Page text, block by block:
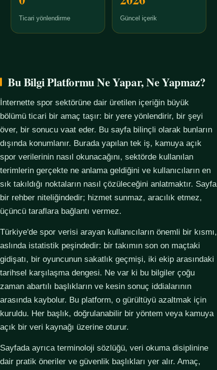
Ticari yönlendirme Güncel içerik
Bu Bilgi Platformu Ne Yapar, Ne Yapmaz?
İnternette spor sektörüne dair üretilen içeriğin büyük
bölümü ticari bir amaç taşır: bir yere yönlendirir, bir şeyi
över, bir sonucu vaat eder. Bu sayfa bilinçli olarak bunların
dışında konumlanır. Burada yapılan tek iş, kamuya açık
spor verilerinin nasıl okunacağını, sektörde kullanılan
terimlerin gerçekte ne anlama geldiğini ve kullanıcıların en
sık takıldığı noktaların nasıl çözüleceğini anlatmaktır. Sayfa
bir rehber niteliğindedir; hizmet sunmaz, aracılık etmez,
üçüncü taraflara bağlantı vermez.
Türkiye'de spor verisi arayan kullanıcıların önemli bir kısmı,
aslında istatistik peşindedir: bir takımın son on maçtaki
gidişatı, bir oyuncunun sakatlık geçmişi, iki ekip arasındaki
tarihsel karşılaşma dengesi. Ne var ki bu bilgiler çoğu
zaman abartılı başlıkların ve kesin sonuç iddialarının
arasında kaybolur. Bu platform, o gürültüyü azaltmak için
kuruldu. Her başlık, doğrulanabilir bir yöntem veya kamuya
açık bir veri kaynağı üzerine oturur.
Sayfada ayrıca terminoloji sözlüğü, veri okuma disiplinine
dair pratik öneriler ve güvenlik başlıkları yer alır. Amaç,